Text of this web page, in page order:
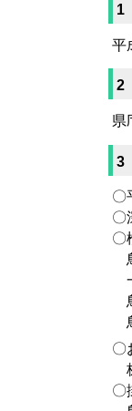
1
平
2
県
3
〇
〇
〇
〇
〇